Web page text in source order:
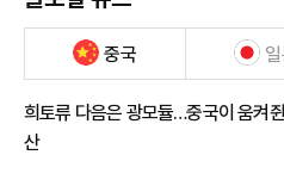
중국
희토류 다음은 광모듈…중국이 움켜
산